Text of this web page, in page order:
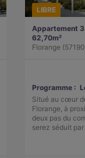
LIBRE
Appartement
62,70m²
Florange
Programme :
Situé au cœur
Florange, à
deux pas du
serez séduit